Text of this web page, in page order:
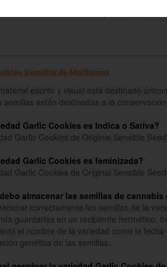
Sorry, this
Semillas de Marihuana
escrito y visual está destinado
semillas están destinadas a la
Garlic Cookies es Indica o Sativa?
Garlic Cookies de Original Sensible
Garlic Cookies es feminizada?
Garlic Cookies de Original Sensible
almacenar las semillas de
correctamente las semillas de la
guardarlas en un recipiente hermético,
el nombre de la variedad como la
genética de las semillas.